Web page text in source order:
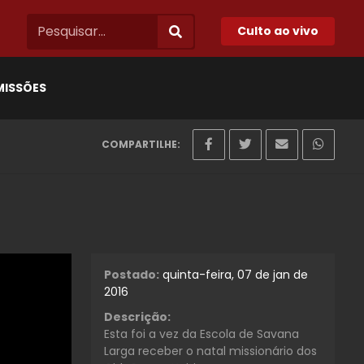
Culto ao vivo
COMPARTILHE:
Postado: quinta-feira, 07 de jan de
2016
Descrição:
Esta foi a vez da Escola de Savana
Larga receber o natal missionário dos